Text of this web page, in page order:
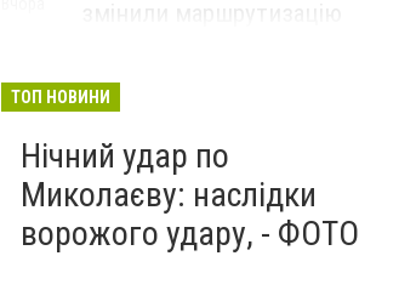
ТОП НОВИНИ
Нічний удар по
Миколаєву: наслідки
ворожого удару, - ФОТО